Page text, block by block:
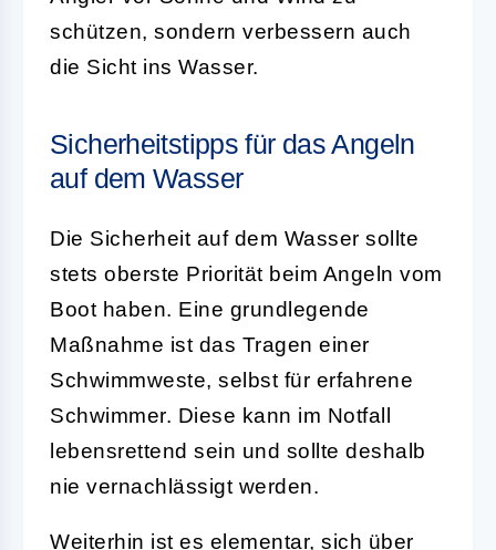
schützen, sondern verbessern auch
die Sicht ins Wasser.
Sicherheitstipps für das Angeln
auf dem Wasser
Die Sicherheit auf dem Wasser sollte
stets oberste Priorität beim Angeln vom
Boot haben. Eine grundlegende
Maßnahme ist das Tragen einer
Schwimmweste, selbst für erfahrene
Schwimmer. Diese kann im Notfall
lebensrettend sein und sollte deshalb
nie vernachlässigt werden.
Weiterhin ist es elementar, sich über